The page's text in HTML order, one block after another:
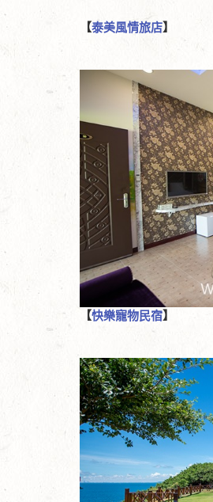
【泰美風情旅店】
【快樂寵物民宿】